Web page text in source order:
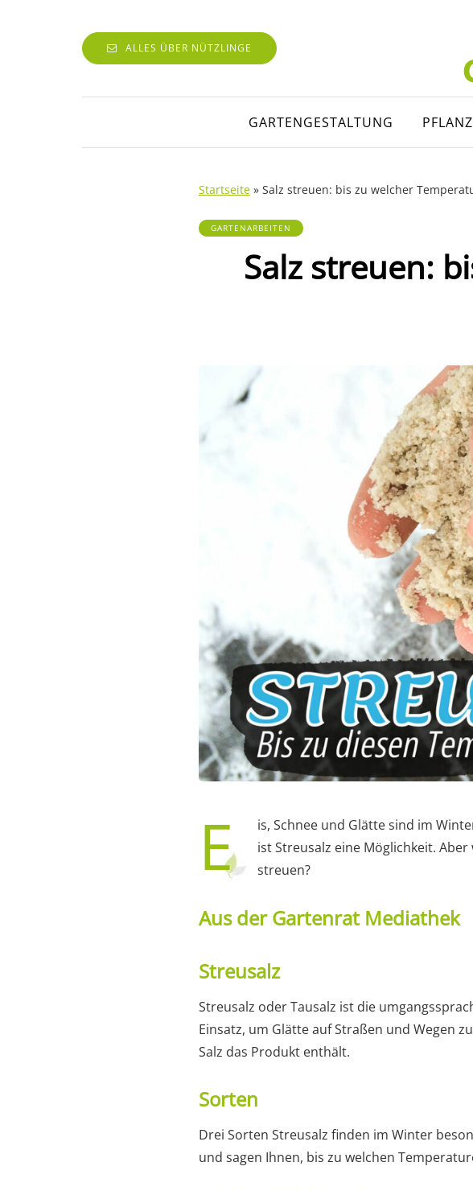
ALLES ÜBER NÜTZLINGE
GARTENGESTALTUNG
Startseite » Salz streuen: bis zu welcher
GARTENARBEITEN
Salz streuen:
E
is, Schnee und Glätte sind im
ist Streusalz eine Möglichkeit.
streuen?
Aus der Gartenrat Mediathek
Streusalz
Streusalz oder Tausalz ist die
Einsatz, um Glätte auf Straßen und Wegen
Salz das Produkt enthält.
Sorten
Drei Sorten Streusalz finden im Winter
und sagen Ihnen, bis zu welchen